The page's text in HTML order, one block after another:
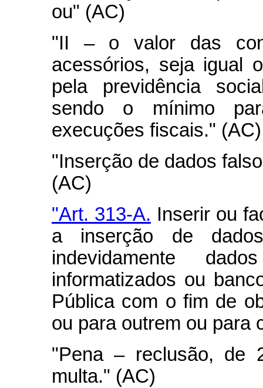
ou" (AC)
"II – o valor das
acessórios, seja igual
pela previdência
sendo o mínimo
execuções fiscais." (AC)
"Inserção de dados
(AC)
"Art. 313-A. Inserir ou
a inserção de
indevidamente
informatizados ou
Pública com o fim de
ou para outrem ou para
"Pena – reclusão, de
multa." (AC)